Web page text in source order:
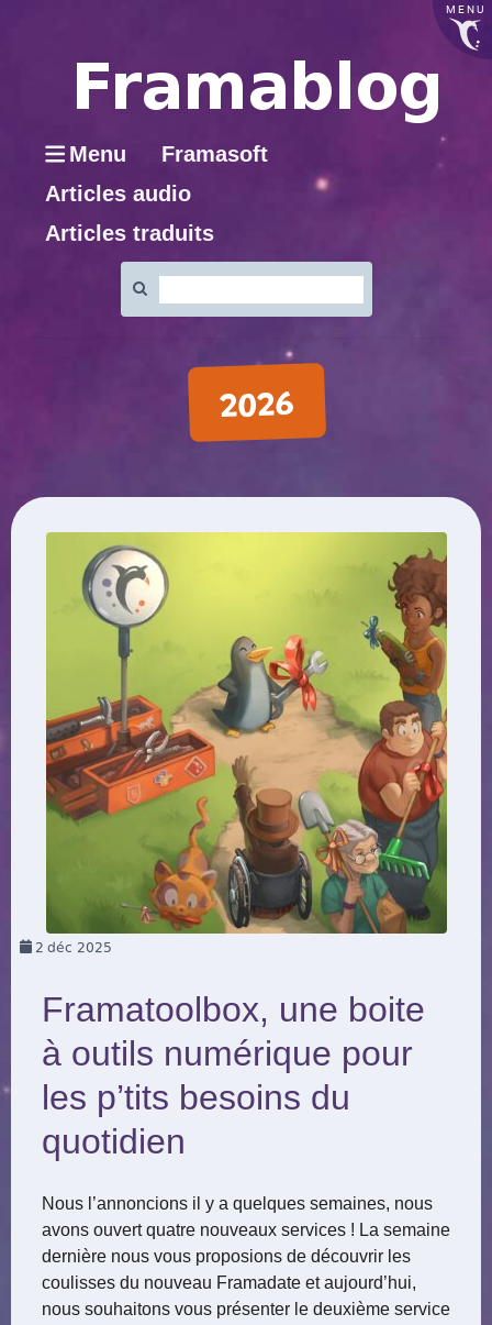
MENU
Menu
Framasoft
Articles audio
Articles traduits
:
2026
2 déc 2025
Framatoolbox, une boite
à outils numérique pour
les p’tits besoins du
quotidien
Nous l’annoncions il y a quelques semaines, nous
avons ouvert quatre nouveaux services ! La semaine
dernière nous vous proposions de découvrir les
coulisses du nouveau Framadate et aujourd’hui,
nous souhaitons vous présenter le deuxième service